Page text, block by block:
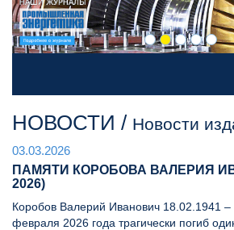
НОВОСТИ / Новости
03.03.2026
ПАМЯТИ КОРОБОВА ВАЛЕРИЯ
2026)
Коробов Валерий Иванович 18.02.1941
февраля 2026 года трагически погиб